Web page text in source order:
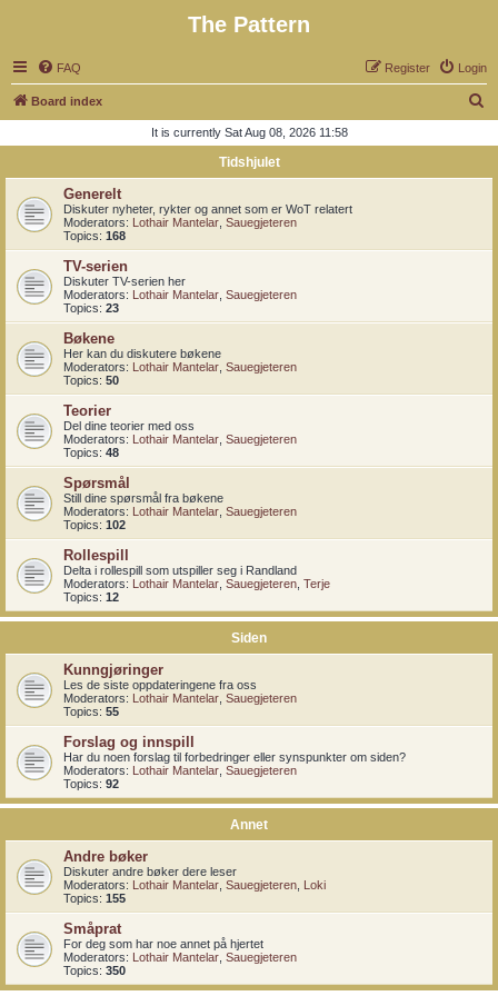
The Pattern
FAQ Login
Register
Board index
r
It is currently Sat Aug 08, 2026 11:58
Tidshjulet
Generelt
Diskuter nyheter, rykter og annet som er WoT relatert
Moderators: Lothair Mantelar Sauegjeteren
Topics: 168
TV-serien
Diskuter TV-serien her
Moderators: Lothair Mantelar Sauegjeteren
Topics: 23
Bøkene
Her kan du diskutere bøkene
Moderators: Lothair Mantelar Sauegjeteren
Topics: 50
Teorier
Del dine teorier med oss
Moderators: Lothair Mantelar Sauegjeteren
Topics: 48
Spørsmål
Still dine spørsmål fra bøkene
Moderators: Lothair Mantelar Sauegjeteren
Topics: 102
Rollespill
Delta i rollespill som utspiller seg i Randland
Moderators: Lothair Mantelar Sauegjeteren Terje
Topics: 12
Siden
Kunngjøringer
Les de siste oppdateringene fra oss
Moderators: Lothair Mantelar Sauegjeteren
Topics: 55
Forslag og innspill
Har du noen forslag til forbedringer eller synspunkter om siden?
Moderators: Lothair Mantelar Sauegjeteren
Topics: 92
Annet
Andre bøker
Diskuter andre bøker dere leser
Moderators: Lothair Mantelar Sauegjeteren Loki
Topics: 155
Småprat
For deg som har noe annet på hjertet
Moderators: Lothair Mantelar Sauegjeteren
Topics: 350